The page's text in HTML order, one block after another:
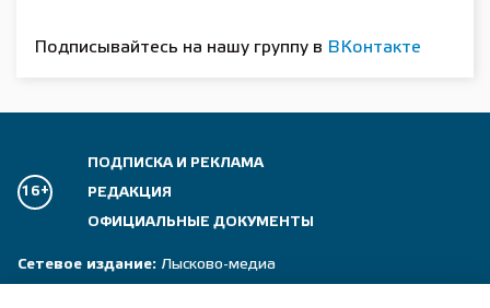
Подписывайтесь на нашу группу в ВКонтакте
16+
ПОДПИСКА И РЕКЛАМА
РЕДАКЦИЯ
ОФИЦИАЛЬНЫЕ ДОКУМЕНТЫ
Сетевое издание: Лысково-медиа